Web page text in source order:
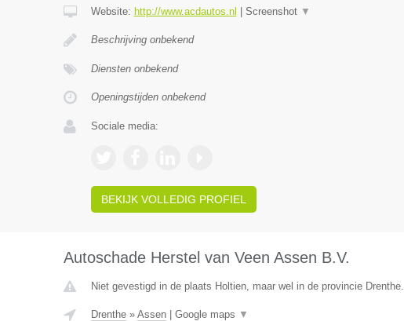
Website: http://www.acdautos.nl Screenshot ▼
Beschrijving onbekend
Diensten onbekend
Openingstijden onbekend
Sociale media:
BEKIJK VOLLEDIG PROFIEL
Autoschade Herstel van Veen Assen B.V.
Niet gevestigd in de plaats Holtien, maar wel in de provincie Drenthe.
Drenthe» Assen| Google maps ▼